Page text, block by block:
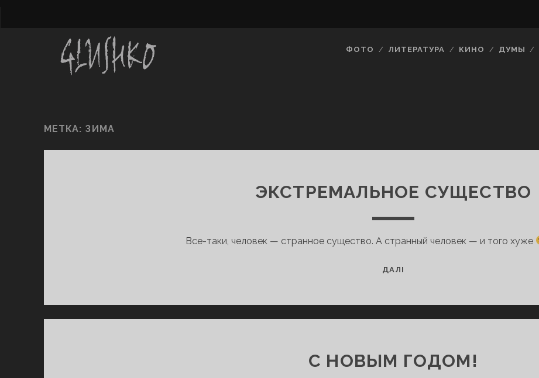
ФОТО ЛИТЕРАТУРА КИНО ДУМЫ
МЕТКА: ЗИМА
ЭКСТРЕМАЛЬНОЕ СУЩЕСТВО
Все-таки, человек — странное существо. А странный человек — и того хуже
ДАЛІ
С НОВЫМ ГОДОМ!